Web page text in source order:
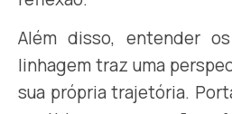
Além disso, entender
linhagem traz uma
sua própria trajetória.